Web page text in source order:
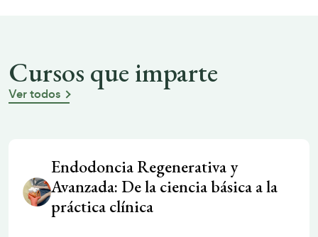
Cursos que imparte
Ver todos
Endodoncia Regenerativa y
Avanzada: De la ciencia básica a la
práctica clínica